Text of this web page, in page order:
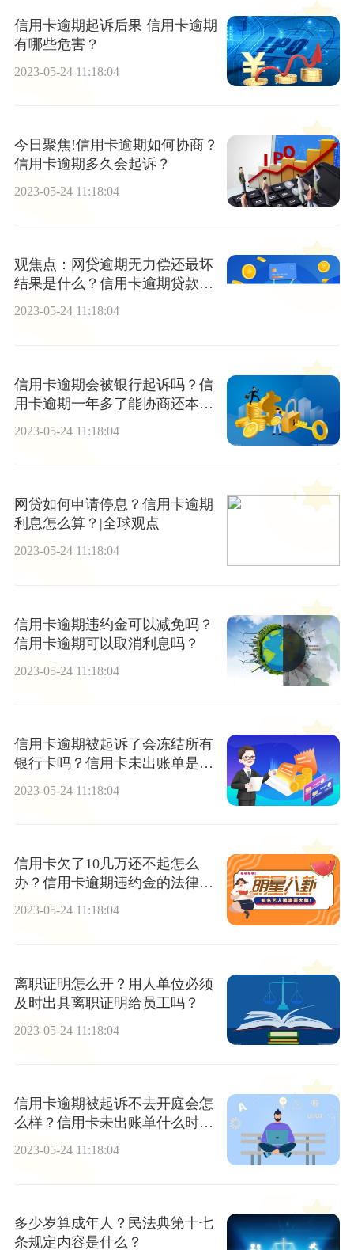
信用卡逾期起诉后果 信用卡逾期
有哪些危害？
2023-05-24 11:18:04
今日聚焦!信用卡逾期如何协商？
信用卡逾期多久会起诉？
2023-05-24 11:18:04
观焦点：网贷逾期无力偿还最坏
结果是什么？信用卡逾期贷款不
了怎么办?
2023-05-24 11:18:04
信用卡逾期会被银行起诉吗？信
用卡逾期一年多了能协商还本金
2023-05-24 11:18:04
网贷如何申请停息？信用卡逾期
利息怎么算？|全球观点
2023-05-24 11:18:04
信用卡逾期违约金可以减免吗？
信用卡逾期可以取消利息吗？
2023-05-24 11:18:04
信用卡逾期被起诉了会冻结所有
银行卡吗？信用卡未出账单是什
2023-05-24 11:18:04
信用卡欠了10几万还不起怎么
办？信用卡逾期违约金的法律规
定上限
2023-05-24 11:18:04
离职证明怎么开？用人单位必须
及时出具离职证明给员工吗？
2023-05-24 11:18:04
信用卡逾期被起诉不去开庭会怎
么样？信用卡未出账单什么时候
还款？-世界动态
2023-05-24 11:18:04
多少岁算成年人？民法典第十七
条规定内容是什么？